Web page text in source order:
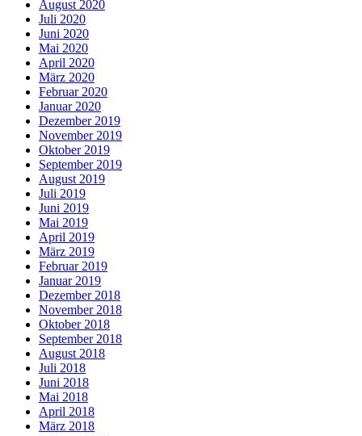
August 2020
Juli 2020
Juni 2020
Mai 2020
April 2020
März 2020
Februar 2020
Januar 2020
Dezember 2019
November 2019
Oktober 2019
September 2019
August 2019
Juli 2019
Juni 2019
Mai 2019
April 2019
März 2019
Februar 2019
Januar 2019
Dezember 2018
November 2018
Oktober 2018
September 2018
August 2018
Juli 2018
Juni 2018
Mai 2018
April 2018
März 2018